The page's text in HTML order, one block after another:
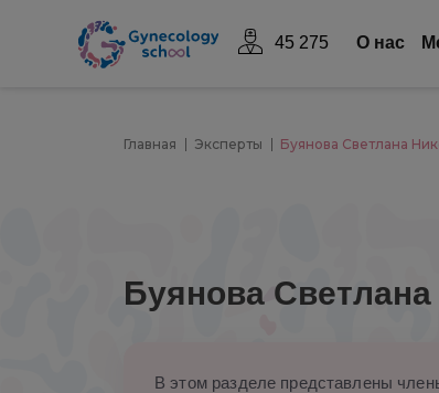
45 275 О нас
Главная Эксперты Буянова Светлана
Буянова
В этом разделе представлены